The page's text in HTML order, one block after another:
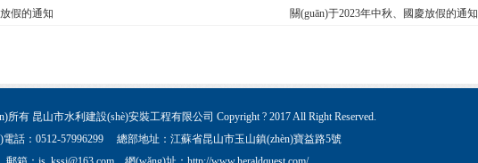
假的通知
關(guān)于2023年中秋、國慶放假的通知
所有 昆山市水利建設(shè)安裝工程有限公司 Copyright ? 2017 All Right Reserved.
電話：0512-57996299 總部地址：江蘇省昆山市玉山鎮(zhèn)寶益路5號